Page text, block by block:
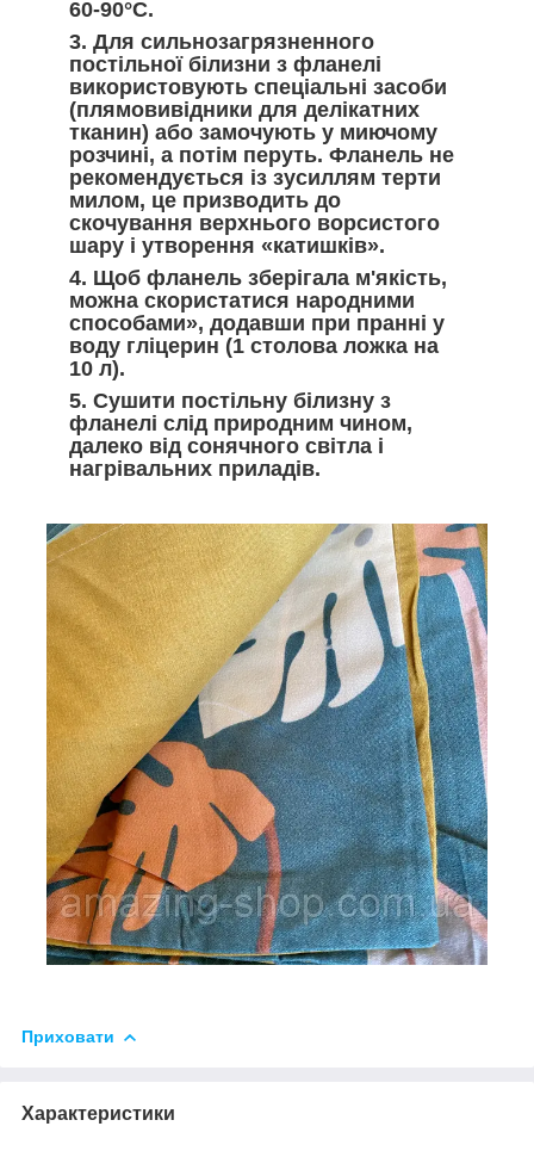
60-90°С.
3. Для сильнозагрязненного
постільної білизни з фланелі
використовують спеціальні засоби
(плямовивідники для делікатних
тканин) або замочують у миючому
розчині, а потім перуть. Фланель не
рекомендується із зусиллям терти
милом, це призводить до
скочування верхнього ворсистого
шару і утворення «катишків».
4. Щоб фланель зберігала м'якість,
можна скористатися народними
способами», додавши при пранні у
воду гліцерин (1 столова ложка на
10 л).
5. Сушити постільну білизну з
фланелі слід природним чином,
далеко від сонячного світла і
нагрівальних приладів.
Приховати
Характеристики